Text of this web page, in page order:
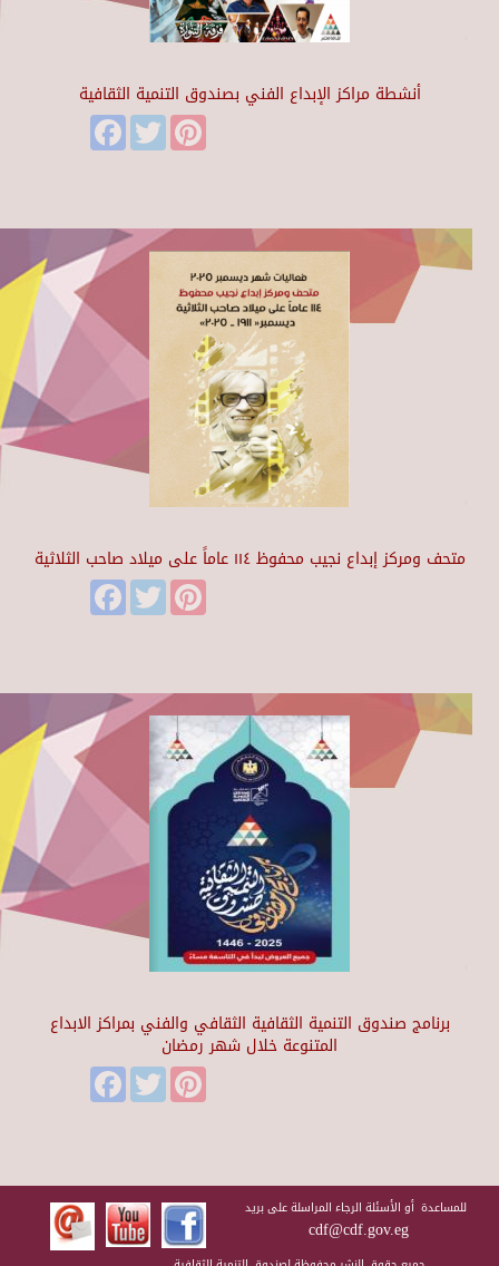
أنشطة مراكز الإبداع الفني بصندوق التنمية الثقافية
FacebookTwitter
متحف ومركز إبداع نجيب محفوظ ١١٤ عاماً على ميلاد صاحب الثلاثية
FacebookTwitter
برنامج صندوق التنمية الثقافية الثقافي والفني بمراكز الابداع
المتنوعة خلال شهر رمضان
FacebookTwitter
للمساعدة أو الأسئلة الرجاء المراسلة على بريد
cdf@cdf.gov.eg